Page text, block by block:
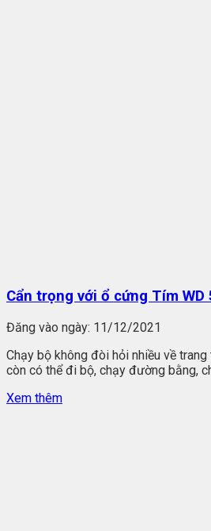
Cẩn trọng với ổ cứng Tím
Đăng vào ngày: 11/12/2021
Chạy bộ không đòi hỏi nhiều về
còn có thể đi bộ, chạy đường bằng,
Xem thêm